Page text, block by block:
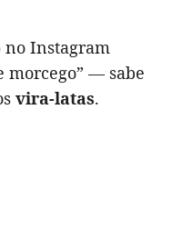
no Instagram
morcego” — sabe
vira-latas.